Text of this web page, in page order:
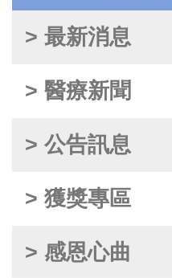
> 最新消息
> 醫療新聞
> 公告訊息
> 獲獎專區
> 感恩心曲